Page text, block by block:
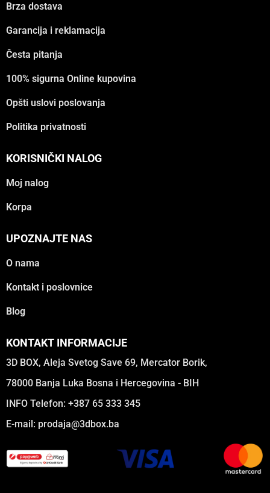
Brza dostava
Garancija i reklamacija
Česta pitanja
100% sigurna Online kupovina
Opšti uslovi poslovanja
Politika privatnosti
KORISNIČKI NALOG
Moj nalog
Korpa
UPOZNAJTE NAS
O nama
Kontakt i poslovnice
Blog
KONTAKT INFORMACIJE
3D BOX, Aleja Svetog Save 69, Mercator Borik,
78000 Banja Luka Bosna i Hercegovina - BIH
INFO Telefon: +387 65 333 345
E-mail: prodaja@3dbox.ba